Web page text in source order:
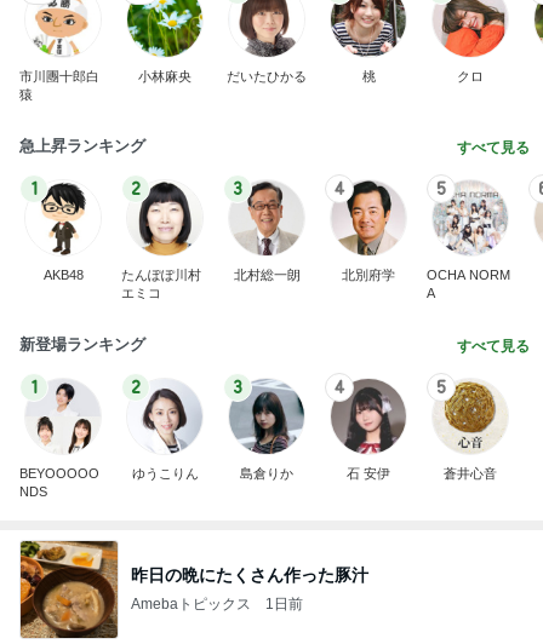
市川團十郎白
猿
小林麻央 だいたひかる 桃 クロ
急上昇ランキング すべて見る
1
AKB48
2
たんぽぽ川村
エミコ
3
北村総一朗
4
北別府学
5
OCHA NORM
A
新登場ランキング すべて見る
1
BEYOOOOO
NDS
2
ゆうこりん
3
島倉りか
4
石 安伊
5
蒼井心音
昨日の晩にたくさん作った豚汁
Amebaトピックス 1日前